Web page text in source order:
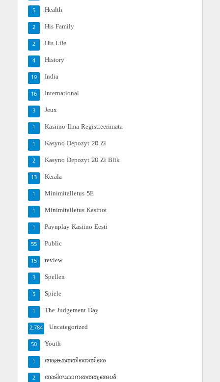
Health
5
His Family
2
His Life
2
History
4
India
19
International
16
Jeux
3
Kasiino Ilma Registreerimata
1
Kasyno Depozyt 20 Zł
1
Kasyno Depozyt 20 Zł Blik
2
Kerala
13
Minimitalletus 5E
1
Minimitalletus Kasinot
1
Paynplay Kasiino Eesti
1
Public
55
review
15
Spellen
3
Spiele
5
The Judgement Day
1
Uncategorized
2,784
Youth
50
അക്രമത്തിനെതിരെ
1
അടിസ്ഥാനതത്ത്വങ്ങള്‍
2